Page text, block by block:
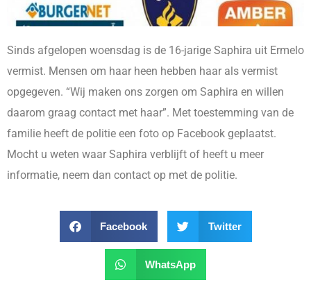
Sinds afgelopen woensdag is de 16-jarige Saphira uit Ermelo
vermist. Mensen om haar heen hebben haar als vermist
opgegeven. “Wij maken ons zorgen om Saphira en willen
daarom graag contact met haar”. Met toestemming van de
familie heeft de politie een foto op Facebook geplaatst.
Mocht u weten waar Saphira verblijft of heeft u meer
informatie, neem dan contact op met de politie.
Facebook Twitter
WhatsApp